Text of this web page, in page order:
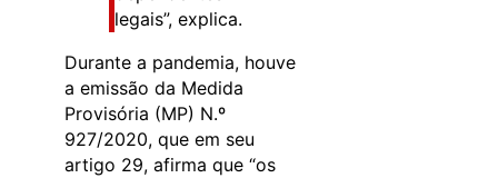
legais”, explica.
Durante a pandemia, houve
a emissão da Medida
Provisória (MP) N.º
927/2020, que em seu
artigo 29, afirma que “os